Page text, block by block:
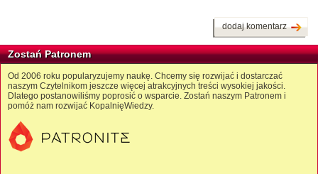
dodaj komentarz
Zostań Patronem
Od 2006 roku popularyzujemy naukę. Chcemy się rozwijać i dostarczać
naszym Czytelnikom jeszcze więcej atrakcyjnych treści wysokiej jakości.
Dlatego postanowiliśmy poprosić o wsparcie. Zostań naszym Patronem i
pomóż nam rozwijać KopalnięWiedzy.